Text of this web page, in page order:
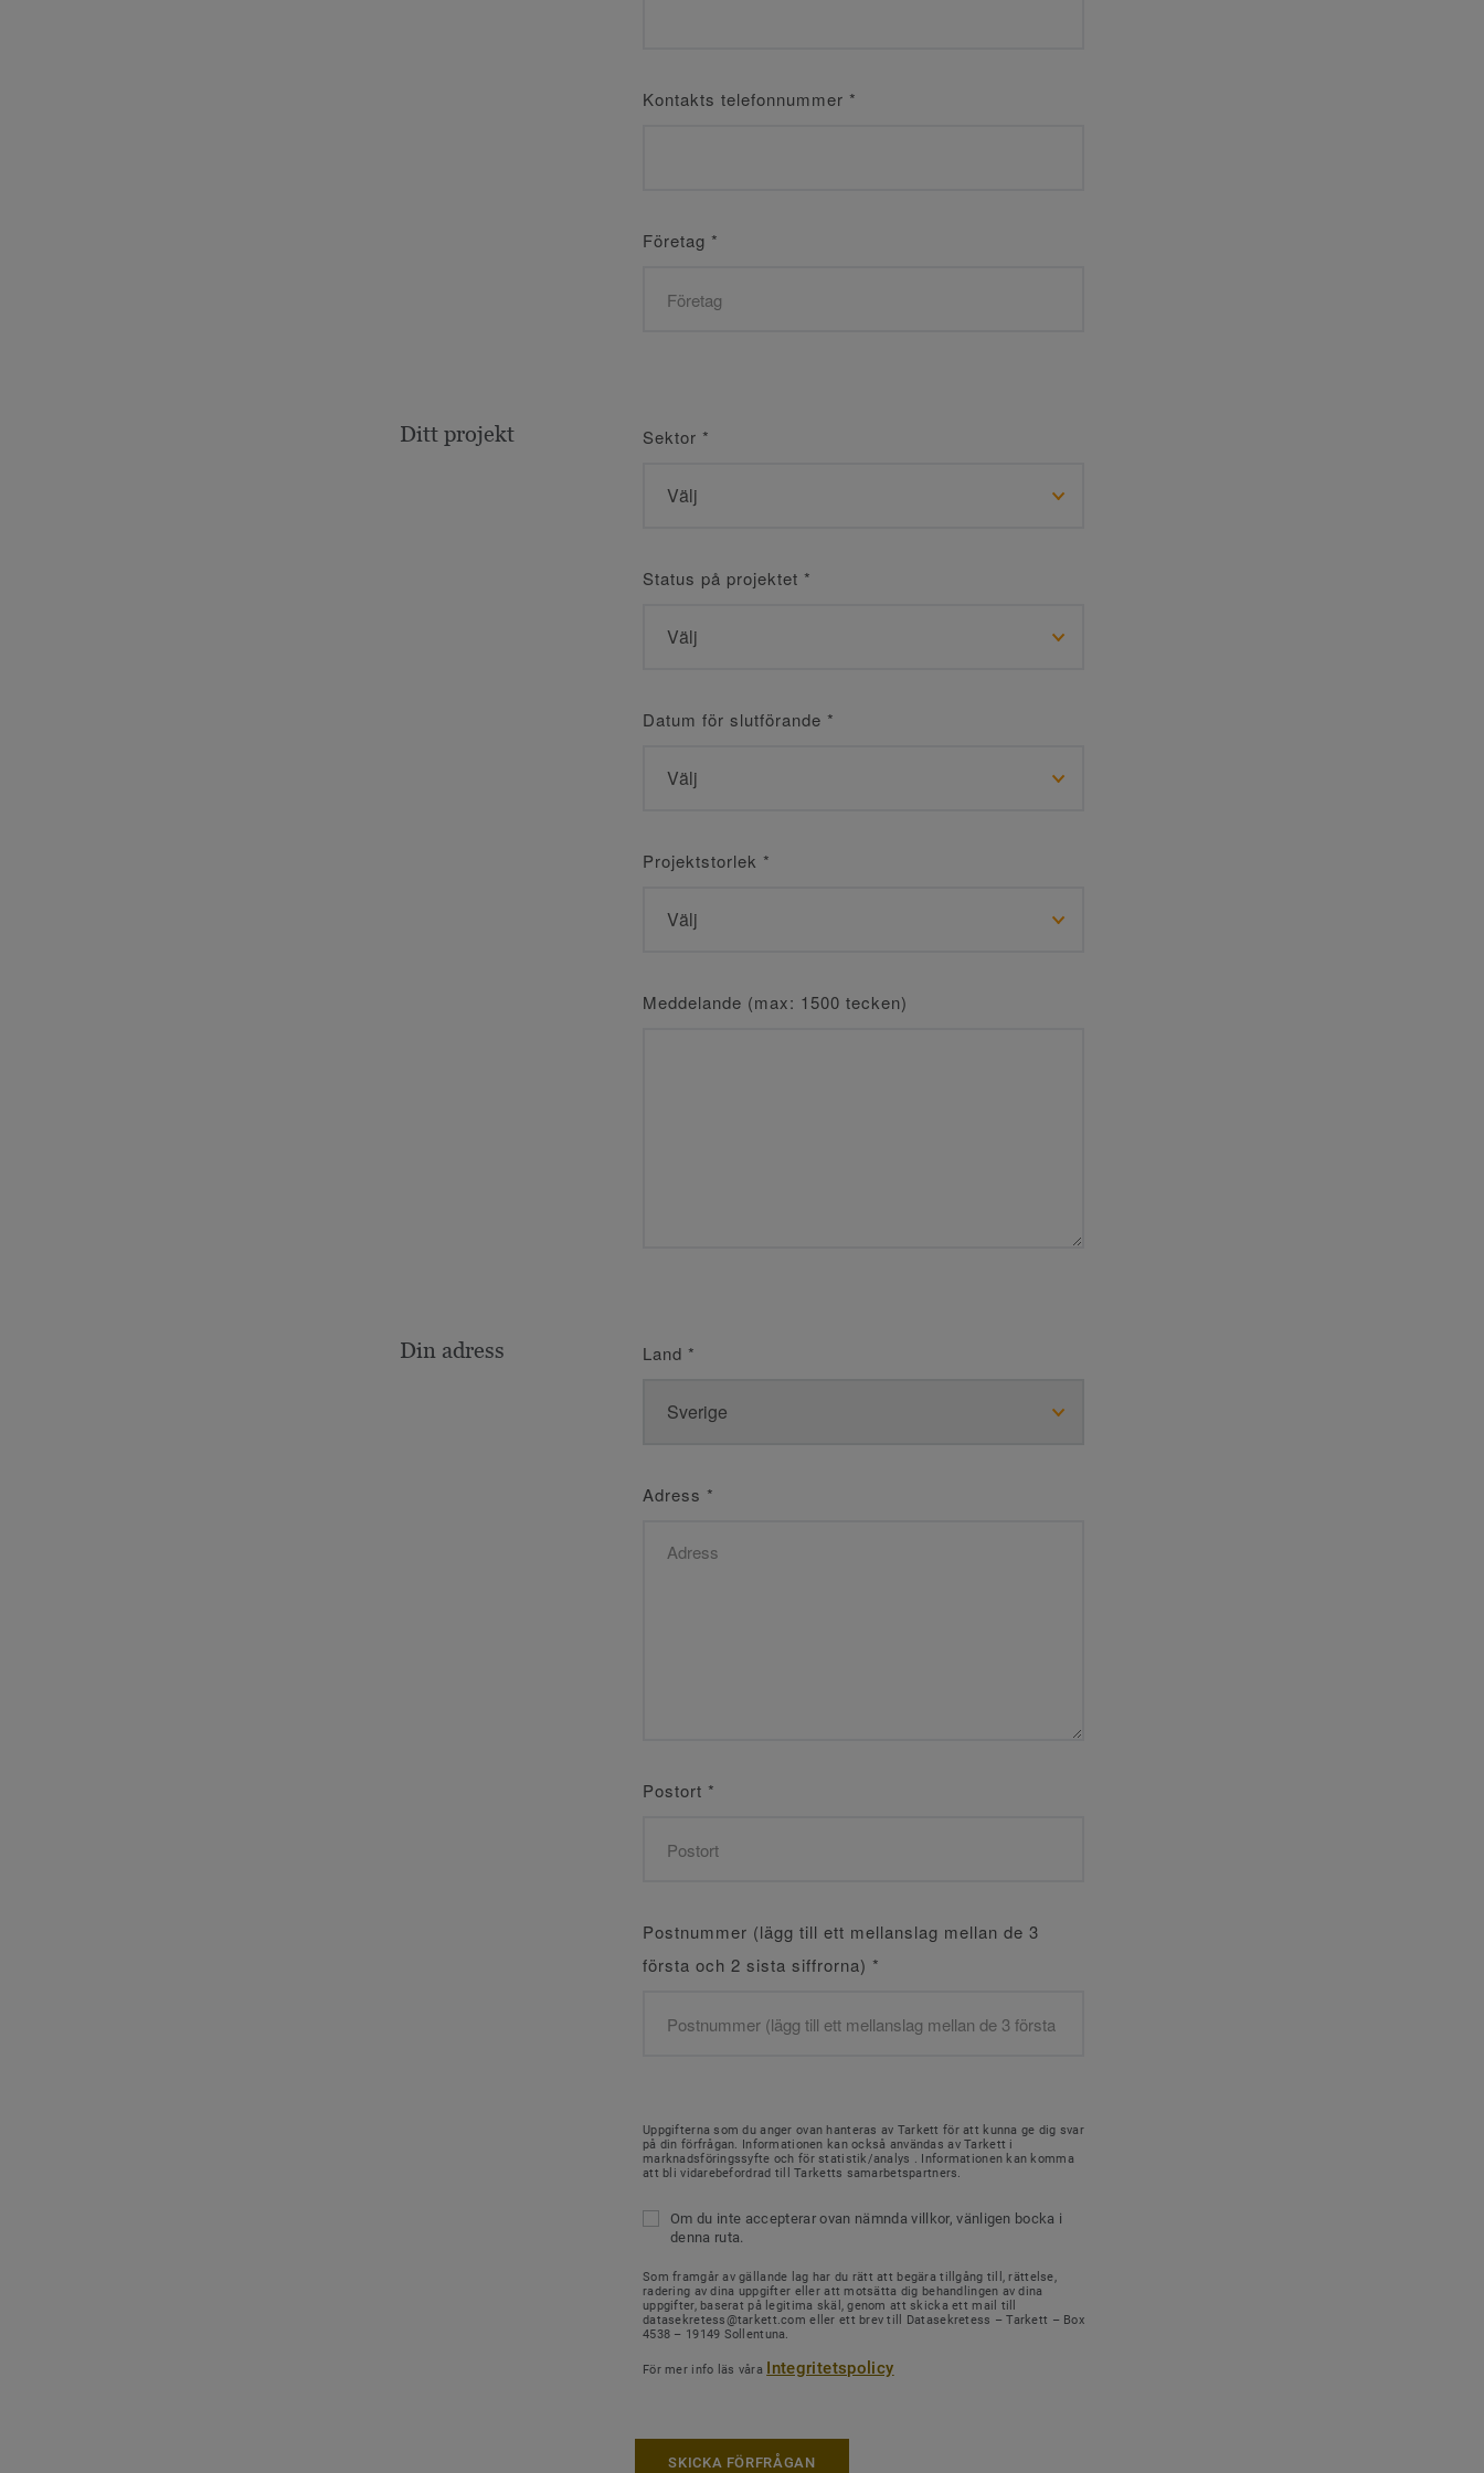
Kontakts telefonnummer *
Företag *
Ditt projekt Sektor *
Status på projektet *
Datum för slutförande *
Projektstorlek *
Meddelande (max: 1500 tecken)
Din adress Land *
Adress *
Postort *
Postnummer (lägg till ett mellanslag mellan de 3
första och 2 sista siffrorna) *
Uppgifterna som du anger ovan hanteras av Tarkett för att kunna ge dig svar
på din förfrågan. Informationen kan också användas av Tarkett i
marknadsföringssyfte och för statistik/analys . Informationen kan komma
att bli vidarebefordrad till Tarketts samarbetspartners.
Om du inte accepterar ovan nämnda villkor, vänligen bocka i
denna ruta.
Som framgår av gällande lag har du rätt att begära tillgång till, rättelse,
radering av dina uppgifter eller att motsätta dig behandlingen av dina
uppgifter, baserat på legitima skäl, genom att skicka ett mail till
datasekretess@tarkett.com eller ett brev till Datasekretess – Tarkett – Box
4538 – 19149 Sollentuna.
För mer info läs våra Integritetspolicy
SKICKA FÖRFRÅGAN